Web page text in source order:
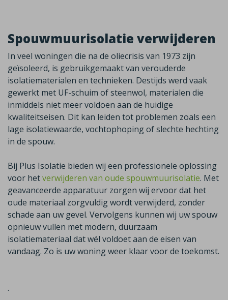
Spouwmuurisolatie verwijderen
In veel woningen die na de oliecrisis van 1973 zijn
geïsoleerd, is gebruikgemaakt van verouderde
isolatiematerialen en technieken. Destijds werd vaak
gewerkt met UF-schuim of steenwol, materialen die
inmiddels niet meer voldoen aan de huidige
kwaliteitseisen. Dit kan leiden tot problemen zoals een
lage isolatiewaarde, vochtophoping of slechte hechting
in de spouw.
Bij Plus Isolatie bieden wij een professionele oplossing
voor hetverwijderen van oude spouwmuurisolatie. Met
geavanceerde apparatuur zorgen wij ervoor dat het
oude materiaal zorgvuldig wordt verwijderd, zonder
schade aan uw gevel. Vervolgens kunnen wij uw spouw
opnieuw vullen met modern, duurzaam
isolatiemateriaal dat wél voldoet aan de eisen van
vandaag. Zo is uw woning weer klaar voor de toekomst.
.